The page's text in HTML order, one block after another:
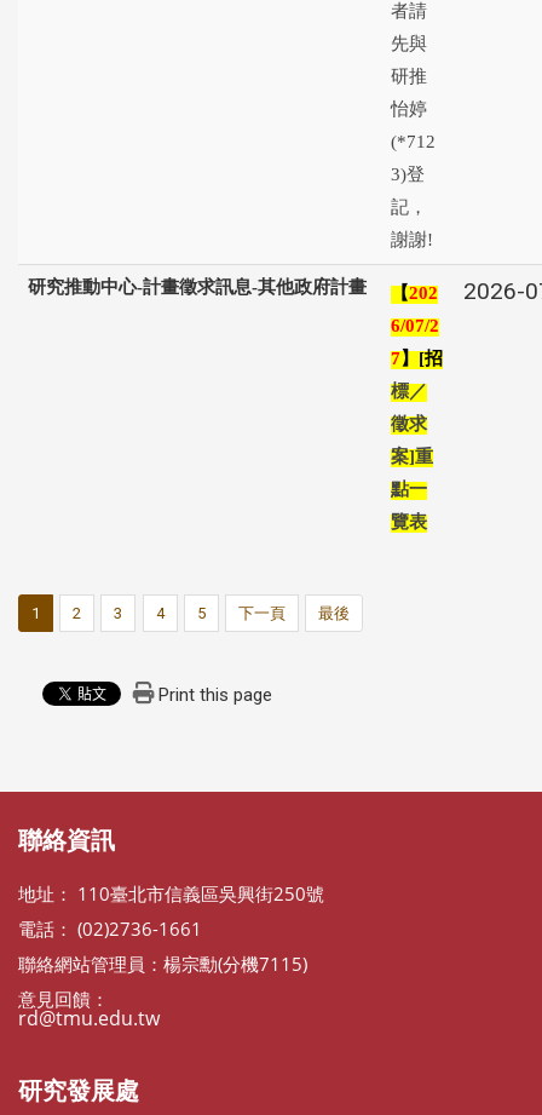
者請
先與
研推
怡婷
(*712
3)登
記，
謝謝!
研究推動中心-計畫徵求訊息-其他政府計畫 【202
6/07/2
7】[招
標／
徵求
案]重
點一
覽表
2026-
1 2 3 4 5 下一頁 最後
Print this page
聯絡資訊
地址： 110臺北市信義區吳興街250號
電話： (02)2736-1661
聯絡網站管理員：楊宗勳(分機7115)
意見回饋：
rd@tmu.edu.tw
研究發展處